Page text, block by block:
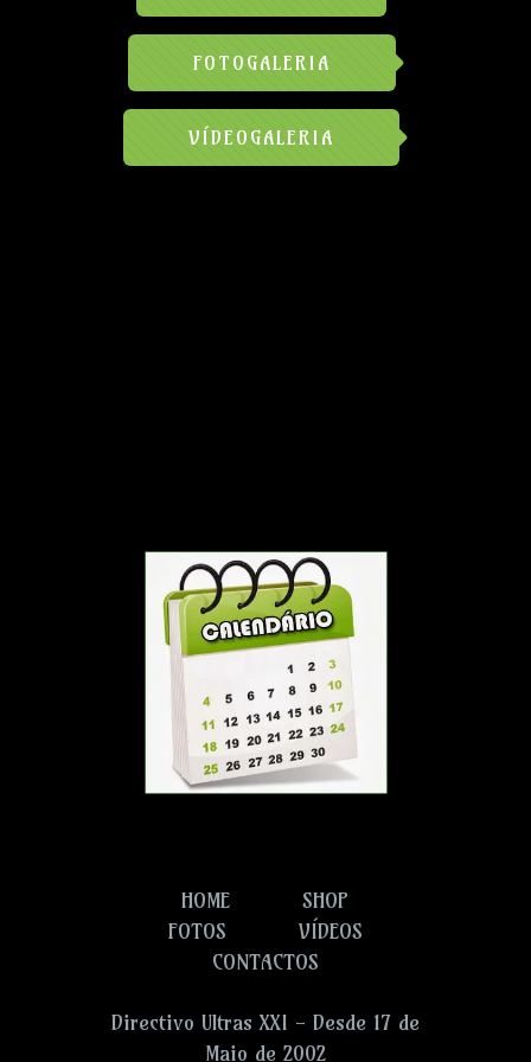
FOTOGALERIA
VÍDEOGALERIA
HOME
SHOP
FOTOS
VÍDEOS
CONTACTOS
Directivo Ultras XXI - Desde 17 de
Maio de 2002